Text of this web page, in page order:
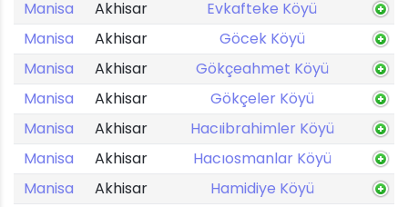
Manisa
Akhisar
Evkafteke Köyü
Manisa
Akhisar
Göcek Köyü
Manisa
Akhisar
Gökçeahmet Köyü
Manisa
Akhisar
Gökçeler Köyü
Manisa
Akhisar
Hacıibrahimler Köyü
Manisa
Akhisar
Hacıosmanlar Köyü
Manisa
Akhisar
Hamidiye Köyü